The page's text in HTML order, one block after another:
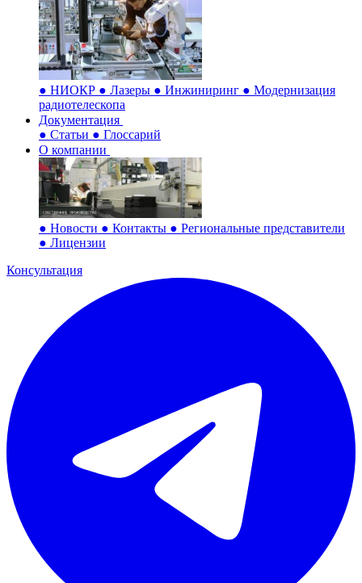
● НИОКР ● Лазеры ● Инжиниринг ● Модернизация
радиотелескопа
Документация
● Статьи ● Глоссарий
О компании
● Новости ● Контакты ● Региональные представители
● Лицензии
Консультация